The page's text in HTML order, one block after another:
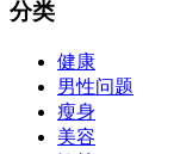
分类
健康
男性问题
瘦身
美容